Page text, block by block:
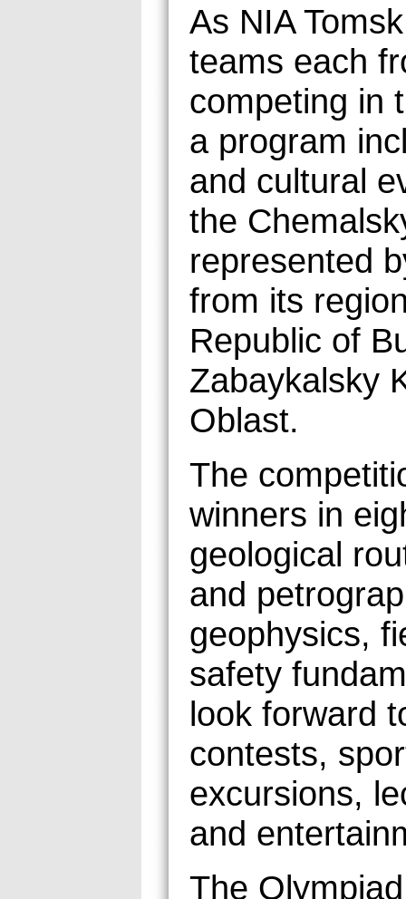
As NIA
teams each
competing in
a program
and cultural
the
represented
from its
Republic of
Zabaykalsky
Oblast.
The
winners in
geological
and
geophysics,
safety
look forward
contests,
excursions,
and
The